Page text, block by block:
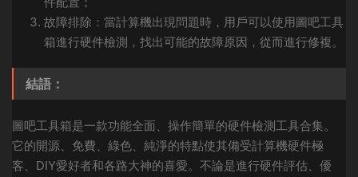
故障排除：當計算機出現問題時，用戶可以使用圖吧工具
箱進行硬件檢測，找出可能的故障原因，從而進行修複。
結語：
圖吧工具箱是一款功能全面、操作簡單的硬件檢測工具合集。
它的開源、免費、綠色、純淨的特點使其備受計算機硬件極
客、DIY愛好者和各路大神的喜愛。不論是進行硬件評估、優